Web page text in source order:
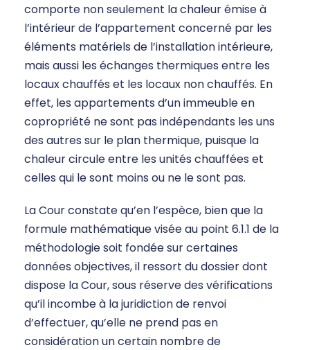
comporte non seulement la chaleur émise à
l’intérieur de l’appartement concerné par les
éléments matériels de l’installation intérieure,
mais aussi les échanges thermiques entre les
locaux chauffés et les locaux non chauffés. En
effet, les appartements d’un immeuble en
copropriété ne sont pas indépendants les uns
des autres sur le plan thermique, puisque la
chaleur circule entre les unités chauffées et
celles qui le sont moins ou ne le sont pas.
La Cour constate qu’en l’espèce, bien que la
formule mathématique visée au point 6.1.1 de la
méthodologie soit fondée sur certaines
données objectives, il ressort du dossier dont
dispose la Cour, sous réserve des vérifications
qu’il incombe à la juridiction de renvoi
d’effectuer, qu’elle ne prend pas en
considération un certain nombre de